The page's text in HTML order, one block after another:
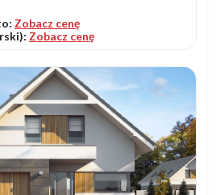
Zobacz cenę
Zobacz cenę